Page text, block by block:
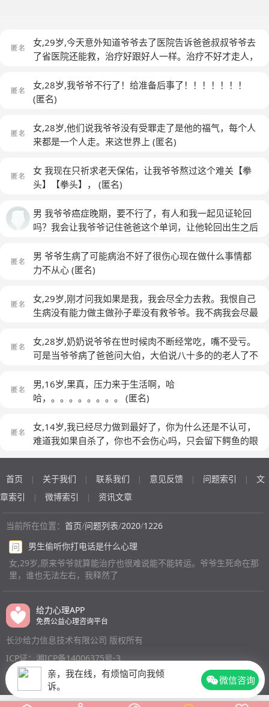
亲，我在线，有烦恼可向我倾
诉。
微信咨询
女,29岁,今天意外知道爷爷去了医院告诉爸爸叔叔爷爷去
了省医院还能救，治疗好跟好人一样。治疗不好才走人，
救。退缩还找一堆理由。回来说去了省医院时间来不及。
我说如果我爷爷生活在省市里就开车直接拉医院救了，因
他们说活了八十岁该走了，爷爷只是摔跤就不至于救不
了。(匿名)
女,28岁,我爷爷不行了！给准备后事了！！！！！！！
(匿名)
女,28岁,他们说我爷爷没有受罪走了是他的福气，每个人
来都是一个人走。来这世界上 (匿名)
女 我现在只祈求老天保佑，让我爷爷熬过这个难关【拳
头】【拳头】， (匿名)
男 我爷爷癌症晚期，要不行了，有人和我一起见证轮回
吗？我会让我爷爷记住爸爸这个单词，让他轮回出生之后
爸，我就知道那是我爷爷投胎转世了。
男 爷爷生病了可能病治不好了很伤心现在做什么事情都
力不从心 (匿名)
女,29岁,刚才问我如果是我，我会尽全力去救。我恨自己
生病没有能力做主做孙子辈没有救爷爷。我不病我会尽最
活环境。(匿名)
女,28岁,奶奶说爷爷在世时候肉不断经常吃，嘴不受亏。
可是当爷爷病了爸爸问大伯，大伯说八十多的的老人了不
男,16岁,果真，压力来于生活啊，哈
哈，。。。。。。。。 (匿名)
女,14岁,我已经尽力做到最好了，你为什么还是不认可，
难道我如果自杀了，你也不会伤心吗，只会留下鳄鱼的眼
首页 | 关于我们 | 联系我们 | 意见反馈 | 问题索引 |
文
章索引
| 微博索引 | 资讯文章
当前所在位置： 首页/问题列表/2020/1226
问
男生偷听你打电话是什么心理
女,29岁,原来爷爷就算能治疗也很难说能不能转运。爷爷生死命在那
里，谁也无法左右，我释然了
给力心理APP
免费公益心理咨询平台
长沙给力信息技术有限公司 版权所有
ICP证：湘ICP备14006375号-3